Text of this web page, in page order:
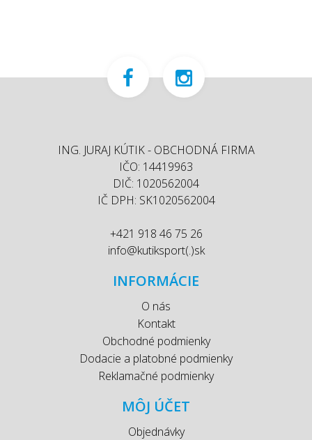
ING. JURAJ KÚTIK - OBCHODNÁ FIRMA
IČO: 14419963
DIČ: 1020562004
IČ DPH: SK1020562004
+421 918 46 75 26
info@kutiksport(.)sk
INFORMÁCIE
O nás
Kontakt
Obchodné podmienky
Dodacie a platobné podmienky
Reklamačné podmienky
MÔJ ÚČET
Objednávky